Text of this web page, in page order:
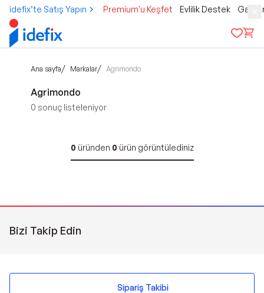
idefix’te Satış Yapın Premium'u Keşfet Evlilik Destek
Ana sayfa/ Markalar/ Agrimondo
Agrimondo
0 sonuç listeleniyor
0 üründen 0 ürün görüntülediniz
Bizi Takip Edin
Sipariş Takibi